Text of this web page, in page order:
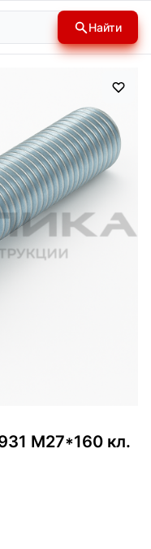
Найти
М27*160 кл.